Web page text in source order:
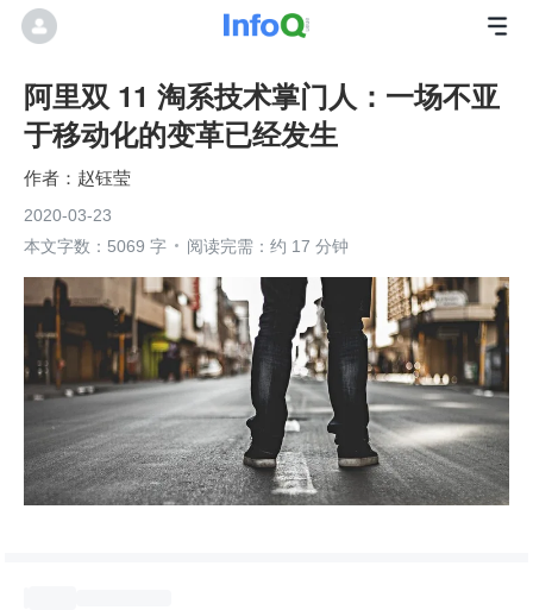
阿里双 11 淘系技术掌门人：一场不亚
于移动化的变革已经发生
赵钰莹
2020-03-23
本文字数：5069 字
阅读完需：约 17 分钟